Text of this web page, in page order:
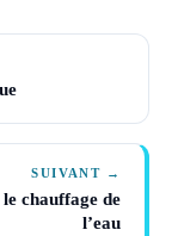
SUIVANT →
chauffage de
l’eau